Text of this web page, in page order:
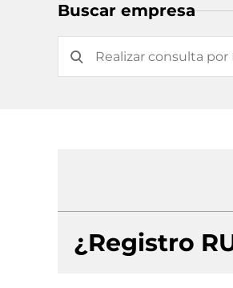
Buscar empresa
¿Registro